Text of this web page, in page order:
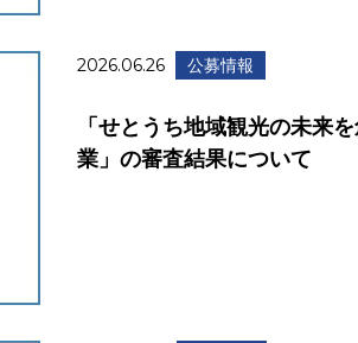
2026.06.26 公募情報
「せとうち地域観光の未来
業」の審査結果について